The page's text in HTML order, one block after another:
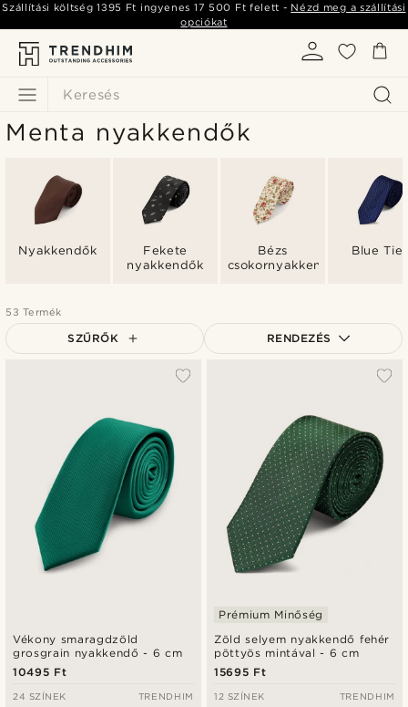
Keresés
Szállítási költség1395 Ft ingyenes 17 500 Ft felett - Nézd meg a szállítási
opciókat
Menta nyakkendők
Nyakkendők
Fekete
nyakkendők
Bézs
csokornyakkendők
Blue
53 Termék
SZŰRŐK RENDEZÉS
Legalacsonyabb ár
Legmagasabb ár
Vékony smaragdzöld
grosgrain nyakkendő - 6 cm
10495 Ft
24 SZÍNEK TRENDHIM
Zöld selyem nyakkendő fehér
pöttyös mintával - 6 cm
Prémium Minőség
15695 Ft
12 SZÍNEK TRENDHIM